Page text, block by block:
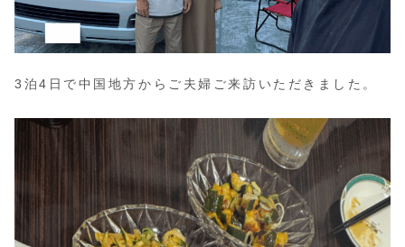
3泊4日で中国地方からご夫婦ご来訪いただきました。